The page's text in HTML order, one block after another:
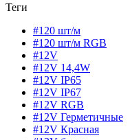
Теги
#120 шт/м
#120 шт/м RGB
#12V
#12V 14,4W
#12V IP65
#12V IP67
#12V RGB
#12V Герметичные
#12V Красная